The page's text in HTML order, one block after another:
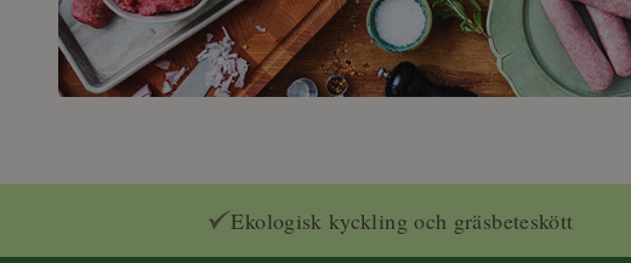
Ekologisk kyckling och gräsbeteskött